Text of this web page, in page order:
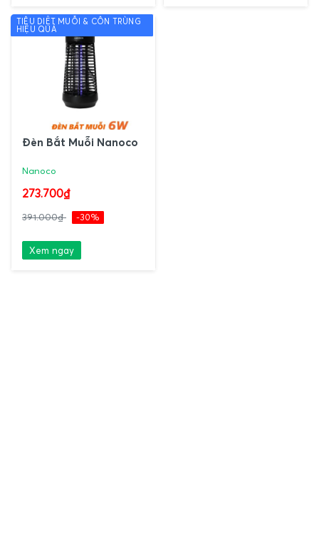
TIÊU DIỆT MUỖI & CÔN TRÙNG
HIỆU QUẢ
Đèn Bắt Muỗi Nanoco
Nanoco
273.700₫
391.000₫ -30%
Xem ngay